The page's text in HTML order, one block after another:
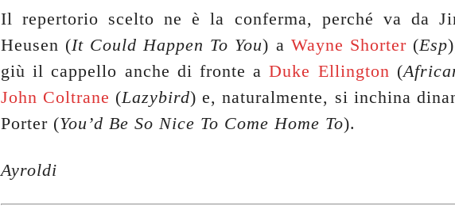
Il repertorio scelto ne è la conferma, perché va da
Heusen (It Could Happen To You) a Wayne Shorter(Esp
giù il cappello anche di fronte aDuke Ellington (
John Coltrane (Lazybird) e, naturalmente, si inchina
Porter (You’d Be So Nice To Come Home To).
Ayroldi